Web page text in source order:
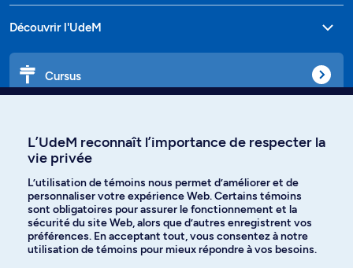
Découvrir l'UdeM
Cursus
Langues
Facebook Instagram
L’UdeM reconnaît l’importance de respecter la
vie privée
L’utilisation de témoins nous permet d’améliorer et de
personnaliser votre expérience Web. Certains témoins
sont obligatoires pour assurer le fonctionnement et la
sécurité du site Web, alors que d’autres enregistrent vos
préférences. En acceptant tout, vous consentez à notre
utilisation de témoins pour mieux répondre à vos besoins.